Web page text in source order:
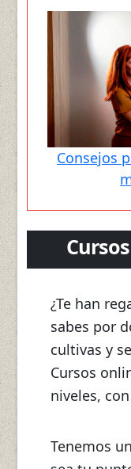
Consejos
¿Te han
sabes por
cultivas y
Cursos
niveles,
Tenemos